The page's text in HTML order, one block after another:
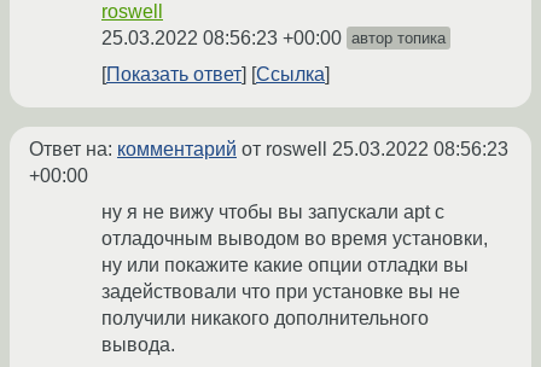
roswell
25.03.2022 08:56:23 +00:00 автор топика
Показать ответ Ссылка
Ответ на: комментарий от roswell 25.03.2022 08:56:23
+00:00
ну я не вижу чтобы вы запускали аpt c
отладочным выводом во время установки,
ну или покажите какие опции отладки вы
задействовали что при установке вы не
получили никакого дополнительного
вывода.